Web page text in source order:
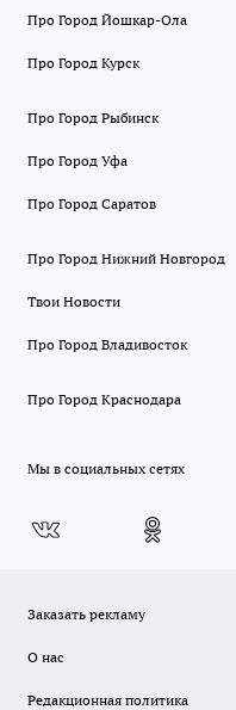
Про Город Йошкар-Ола
Про Город Курск
Про Город Рыбинск
Про Город Уфа
Про Город Саратов
Про Город Нижний Новгород
Твои Новости
Про Город Владивосток
Про Город Краснодара
Мы в социальных сетях
Заказать рекламу
О нас
Редакционная политика